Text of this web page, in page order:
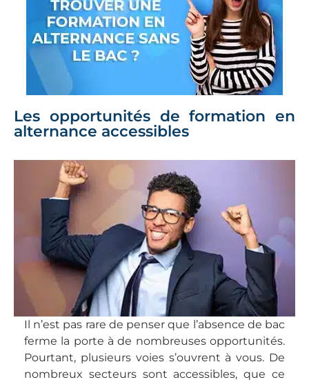
Les opportunités de formation en
alternance accessibles
Il n’est pas rare de penser que l’absence de bac
ferme la porte à de nombreuses opportunités.
Pourtant, plusieurs voies s’ouvrent à vous. De
nombreux secteurs sont accessibles, que ce